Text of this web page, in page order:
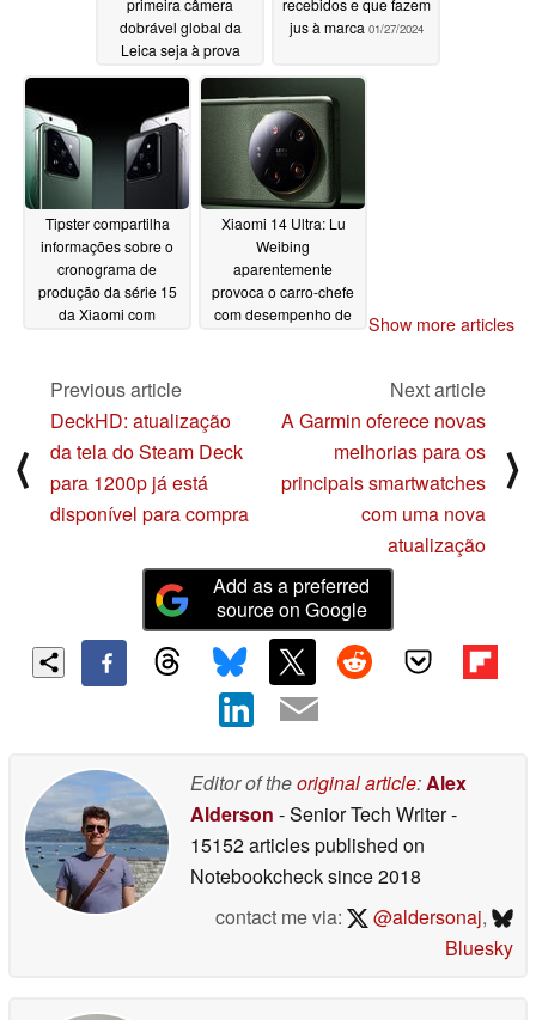
primeira câmera
dobrável global da
Leica seja à prova
d'água e
substancialmente mais
leve01/28/2024
recebidos e que fazem
jus à marca 01/27/2024
Tipster compartilha
informações sobre o
cronograma de
produção da série 15
da Xiaomi com
Xiaomi 14 Ultra: Lu
Weibing
aparentemente
provoca o carro-chefe
com desempenho de
Show more articles
⟨
Previous article
DeckHD: atualização
da tela do Steam Deck
para 1200p já está
disponível para compra
Next article
A Garmin oferece novas
melhorias para os
principais smartwatches
com uma nova
atualização
⟩
Add as a preferred
source on Google
Editor of theoriginal article: Alex
Alderson - Senior Tech Writer-
15152 articles published on
Notebookchecksince 2018
contact me via:
@aldersonaj,
Bluesky